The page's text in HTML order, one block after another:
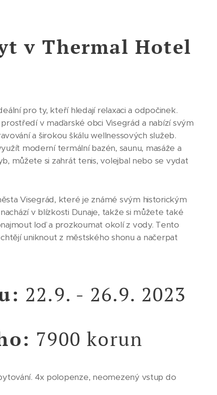
v Thermal Hotel
pro ty, kteří hledají relaxaci a odpočinek.
v maďarské obci Visegrád a nabízí svým
a širokou škálu wellnessových služeb.
moderní termální bazén, saunu, masáže a
můžete si zahrát tenis, volejbal nebo se vydat
Visegrád, které je známé svým historickým
v blízkosti Dunaje, takže si můžete také
loď a prozkoumat okolí z vody. Tento
uniknout z městského shonu a načerpat
22.9. - 26.9. 2023
7900 korun
4x polopenze, neomezený vstup do